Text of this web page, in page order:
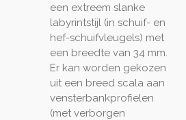
een extreem slanke
labyrintstijl (in schuif- en
hef-schuifvleugels) met
een breedte van 34 mm.
Er kan worden gekozen
uit een breed scala aan
vensterbankprofielen
(met verborgen